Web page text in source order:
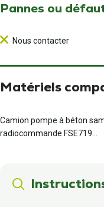
Pannes ou
Nous contacter
Matériels
Camion pompe à béton
radiocommande FSE719...